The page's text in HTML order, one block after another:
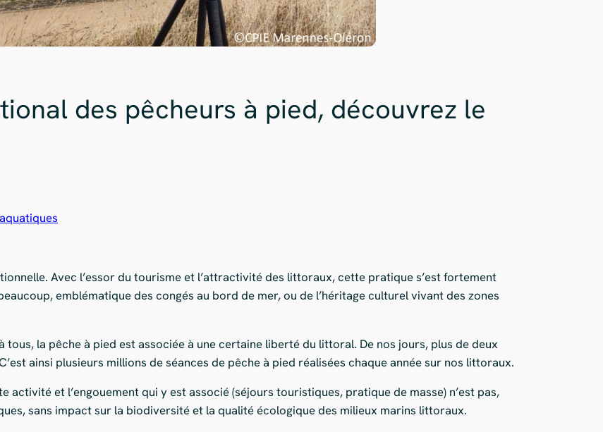
des pêcheurs à pied, découvrez le
Avec l’essor du tourisme et l’attractivité des littoraux, cette pratique s’est fortement
emblématique des congés au bord de mer, ou de l’héritage culturel vivant des zones
la pêche à pied est associée à une certaine liberté du littoral. De nos jours, plus de deux
ainsi plusieurs millions de séances de pêche à pied réalisées chaque année sur nos littoraux.
activité et l’engouement qui y est associé (séjours touristiques, pratique de masse) n’est pas,
sans impact sur la biodiversité et la qualité écologique des milieux marins littoraux.